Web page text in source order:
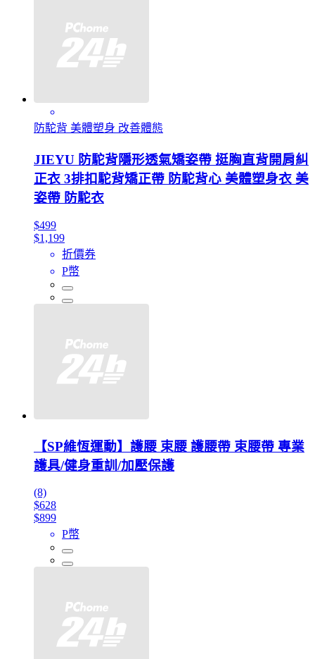
防駝背 美體塑身 改善體態
JIEYU 防駝背隱形透氣矯姿帶 挺胸直背開肩糾
正衣 3排扣駝背矯正帶 防駝背心 美體塑身衣 美
姿帶 防駝衣
$499
$1,199
折價券
P幣
【SP維恆運動】護腰 束腰 護腰帶 束腰帶 專業
護具/健身重訓/加壓保護
(8)
$628
$899
P幣